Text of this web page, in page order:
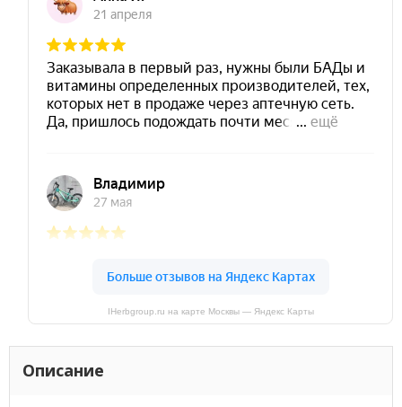
IHerbgroup.ru на карте Москвы — Яндекс Карты
Описание